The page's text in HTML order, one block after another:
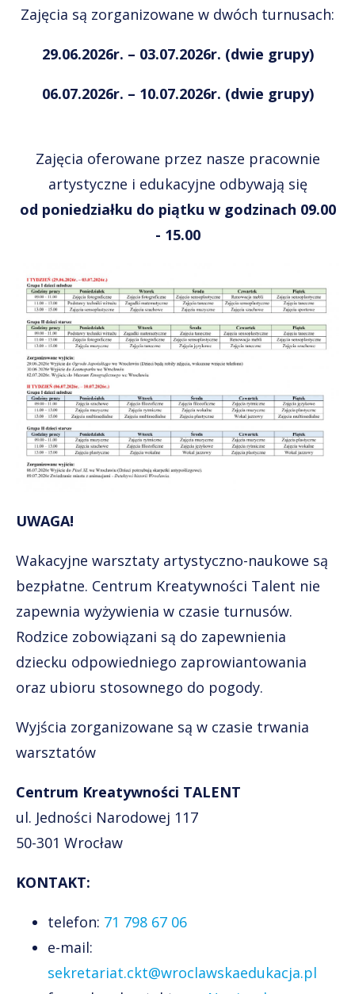
Zajęcia są zorganizowane w dwóch turnusach:
29.06.2026r. – 03.07.2026r. (dwie grupy)
06.07.2026r. – 10.07.2026r. (dwie grupy)
Zajęcia oferowane przez nasze pracownie
artystyczne i edukacyjne odbywają się
od poniedziałku do piątku w godzinach 09.00
- 15.00
UWAGA!
Wakacyjne warsztaty artystyczno-naukowe są
bezpłatne. Centrum Kreatywności Talent nie
zapewnia wyżywienia w czasie turnusów.
Rodzice zobowiązani są do zapewnienia
dziecku odpowiedniego zaprowiantowania
oraz ubioru stosownego do pogody.
Wyjścia zorganizowane są w czasie trwania
warsztatów
Centrum Kreatywności TALENT
ul. Jedności Narodowej 117
50-301 Wrocław
KONTAKT:
telefon: 71 798 67 06
e-mail:
sekretariat.ckt@wroclawskaedukacja.pl